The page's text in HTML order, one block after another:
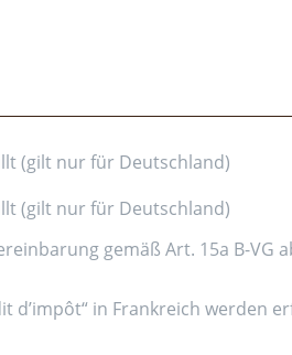
(gilt nur für Deutschland)
(gilt nur für Deutschland)
gemäß Art. 15a B-VG
d’impôt“ in Frankreich werden